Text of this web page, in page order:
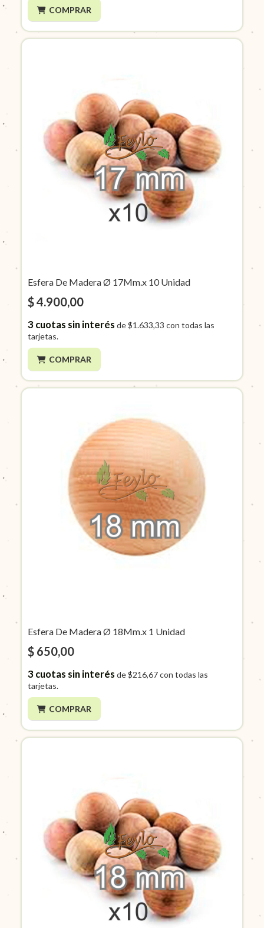
COMPRAR
Esfera De Madera Ø 17Mm.x 10 Unidad
$ 4.900,00
3cuotas sin interés de$1.633,33 con todas las
tarjetas.
COMPRAR
Esfera De Madera Ø 18Mm.x 1 Unidad
$ 650,00
3cuotas sin interés de$216,67con todas las
tarjetas.
COMPRAR